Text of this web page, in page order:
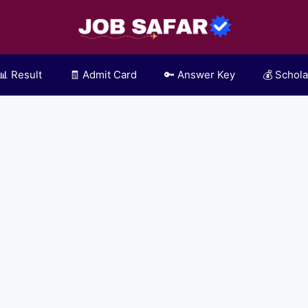
Result 🧾 Admit Card 🔑 Answer Key 💰